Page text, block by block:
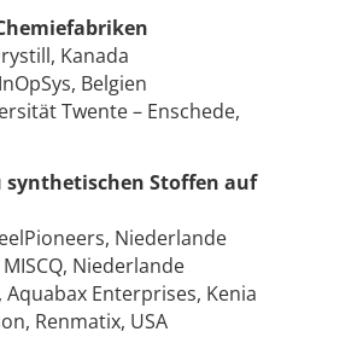
Kanada
Belgien
Twente – Enschede,
Stoffen auf
Niederlande
Niederlande
Enterprises, Kenia
Renmatix, USA